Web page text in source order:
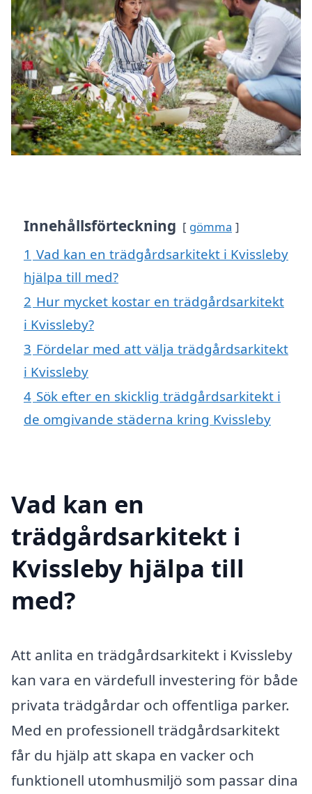
Innehållsförteckning gömma
1 Vad kan en trädgårdsarkitekt i Kvissleby
hjälpa till med?
2 Hur mycket kostar en trädgårdsarkitekt
i Kvissleby?
3 Fördelar med att välja trädgårdsarkitekt
i Kvissleby
4 Sök efter en skicklig trädgårdsarkitekt i
de omgivande städerna kring Kvissleby
Vad kan en
trädgårdsarkitekt i
Kvissleby hjälpa till
med?
Att anlita en trädgårdsarkitekt i Kvissleby
kan vara en värdefull investering för både
privata trädgårdar och offentliga parker.
Med en professionell trädgårdsarkitekt
får du hjälp att skapa en vacker och
funktionell utomhusmiljö som passar dina